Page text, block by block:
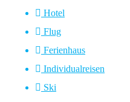
Hotel
Flug
Ferienhaus
Individualreisen
Ski